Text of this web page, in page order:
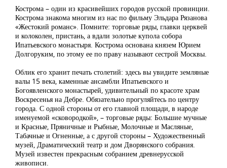
Кострома – один из красивейших городов русской провинции.
Кострома знакома многим из нас по фильму Эльдара Рязанова
«Жестокий романс». Помните: торговые ряды, главки церквей
и колоколен, пристань, а вдали золотые купола собора
Ипатьевского монастыря. Кострома основана князем Юрием
Долгоруким, по этому ее по праву называют сестрой Москвы.
Облик его хранит печать столетий: здесь вы увидите земляные
валы 15 века, каменные ансамбли Ипатьевского и
Богоявленского монастырей, удивительный по красоте храм
Воскресенья на Дебре. Обязательно прогуляйтесь по центру
города. С одной стороны от его главной площади, в народе
именуемой «сковородкой», – торговые ряды: Большие мучные
и Красные, Пряничные и Рыбные, Молочные и Масляные,
Табачные и Огненные, а с другой стороны – Художественный
музей, Драматический театр и дом Дворянского собрания.
Музей известен прекрасным собранием древнерусской
живописи.